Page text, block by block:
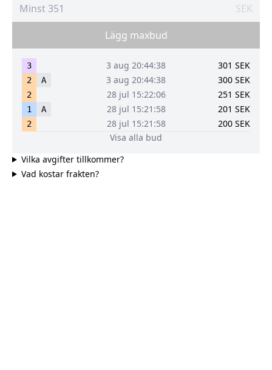
SEK
Lägg maxbud
3 3 aug 20:44:38 301 SEK
2 A 3 aug 20:44:38 300 SEK
2 28 jul 15:22:06 251 SEK
1 A 28 jul 15:21:58 201 SEK
2 28 jul 15:21:58 200 SEK
Visa alla bud
Vilka avgifter tillkommer?
Vad kostar frakten?